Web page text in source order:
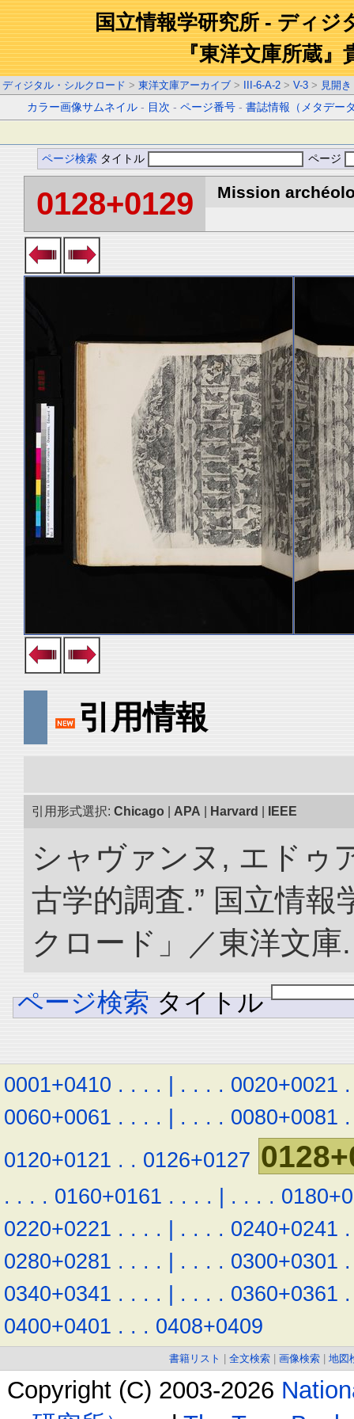
国立情報学研究所 - ディジ
『東洋文庫所蔵』
ディジタル・シルクロード > 東洋文庫アーカイブ > III-6-A-2 > V-3 > 見開き
カラー画像サムネイル - 目次 -ページ番号 -書誌情報（メタデー
ページ検索 タイトル ページ
0128+0129 Mission
引用情報
引用形式選択: Chicago APA Harvard IEEE
シャヴァンヌ, エドゥ
古学的調査.” 国立情
クロード」／東洋文
ページ検索 タイトル
0001+0410 . . . . | . . . . 0020+0021 .
0060+0061 . . . . | . . . . 0080+0081 .
0120+0121 . . 0126+0127
. . . . 0160+0161 . . . . | . . . .
0220+0221 . . . . | . . . . 0240+0241 .
0280+0281 . . . . | . . . . 0300+0301 .
0340+0341 . . . . | . . . . 0360+0361 .
0400+0401 . . . 0408+0409
書籍リスト 全文検索 画像検索 地図
Copyright (C) 2003-2026